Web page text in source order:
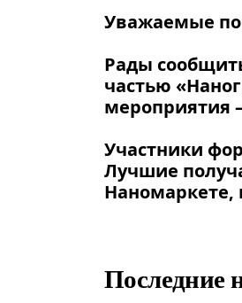
Уважаемые
Рады
частью
мероприятия
Участники
Лучшие
Наномаркете,
Последние